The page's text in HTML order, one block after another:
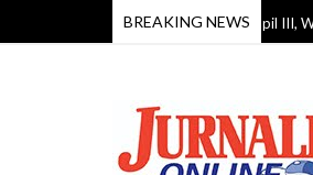
BREAKING NEWS
Reses DPRD Barito Timur Dapil III, Warga